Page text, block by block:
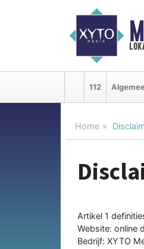
112
Home
Artikel 1
Website: online
Bedrijf: XYTO